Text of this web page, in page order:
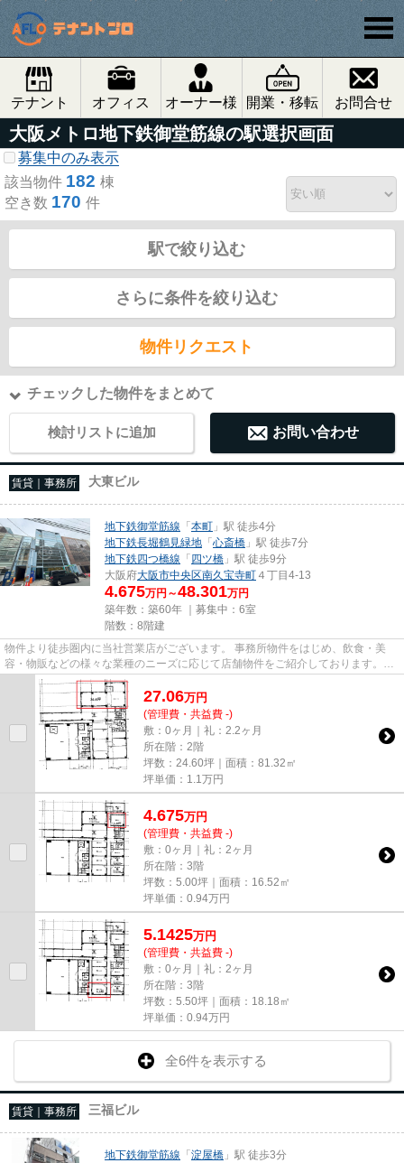
テナント オフィス オーナー様 開業・移転 お問合せ
大阪メトロ地下鉄御堂筋線の駅選択画面
募集中のみ表示
該当物件 182 棟
空き数 170 件
駅で絞り込む
さらに条件を絞り込む
物件リクエスト
チェックした物件をまとめて
検討リストに追加 お問い合わせ
賃貸｜事務所 大東ビル
地下鉄御堂筋線 「本町 」駅 徒歩4分
地下鉄長堀鶴見緑地 「心斎橋 」駅 徒歩7分
地下鉄四つ橋線 「四ツ橋 」駅 徒歩9分
大阪府大阪市中央区南久宝寺町 ４丁目4-13
4.675万円～48.301万円
築年数：築60年 ｜募集中： 6室
階数：8階建
物件より徒歩圏内に当社営業店がございます。 事務所物件をはじめ、飲食・美
容・物販などの様々な業種のニーズに応じて店舗物件をご紹介しております。
尚、弊社ではおとり広告は一切...
27.06万円
(管理費・共益費 -)
敷：0ヶ月｜礼：2.2ヶ月
所在階：2階
坪数：24.60坪｜面積：81.32㎡
坪単価： 1.1 万円
4.675万円
(管理費・共益費 -)
敷：0ヶ月｜礼：2ヶ月
所在階：3階
坪数：5.00坪｜面積：16.52㎡
坪単価： 0.94万円
5.1425万円
(管理費・共益費 -)
敷：0ヶ月｜礼：2ヶ月
所在階：3階
坪数：5.50坪｜面積：18.18㎡
坪単価： 0.94万円
全6件を表示する
賃貸｜事務所 三福ビル
地下鉄御堂筋線 「淀屋橋 」駅 徒歩3分